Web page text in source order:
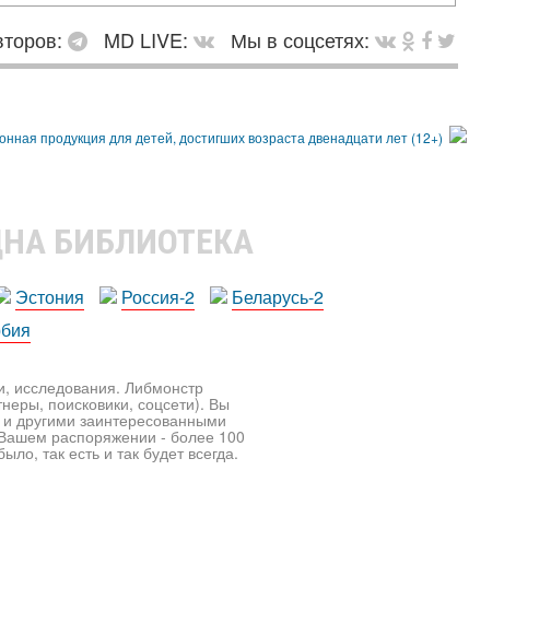
MD LIVE:
Мы в соцсетях:
БИБЛИОТЕКА
Эстония Россия-2
Беларусь-2
исследования. Либмонстр
поисковики, соцсети). Вы
другими заинтересованными
распоряжении - более 100
так есть и так будет всегда.